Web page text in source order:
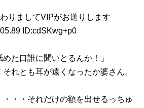
りましてVIPがお送りします
ID:cdSKwg+p0
めた口誰に聞いとるんか！」
それとも耳が遠くなったか婆さん。
・・・それだけの額を出せるっちゅ